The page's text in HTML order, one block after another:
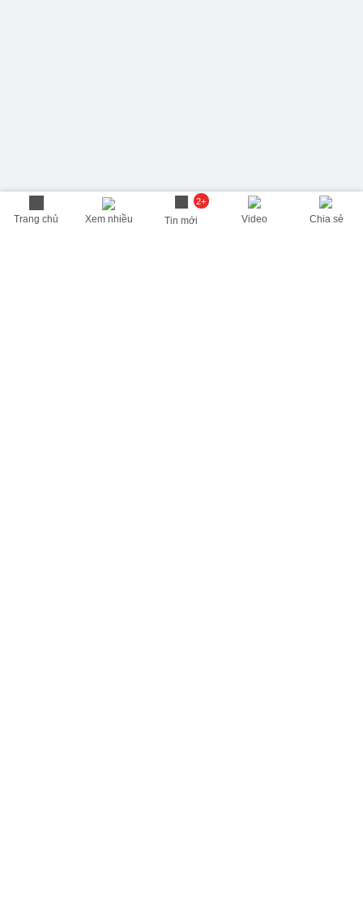
Trang chủ Xem nhiều
2+
Tin mới Video Chia sẻ